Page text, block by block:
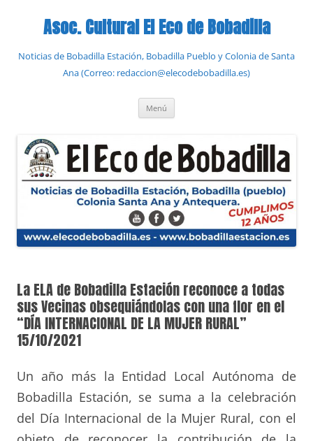
contenidoAsoc. Cultural El Eco de Bobadilla
Noticias de Bobadilla Estación, Bobadilla Pueblo y Colonia de Santa
Ana (Correo: redaccion@elecodebobadilla.es)
Menú
La ELA de Bobadilla Estación reconoce a todas
sus Vecinas obsequiándolas con una flor en el
“DÍA INTERNACIONAL DE LA MUJER RURAL”
15/10/2021
Un año más la Entidad Local Autónoma de
Bobadilla Estación, se suma a la celebración
del Día Internacional de la Mujer Rural, con el